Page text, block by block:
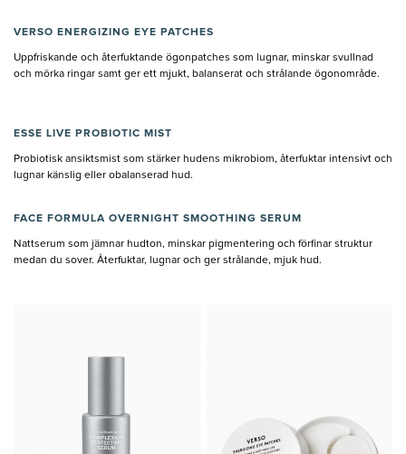
VERSO ENERGIZING EYE PATCHES
Uppfriskande och återfuktande ögonpatches som lugnar, minskar svullnad
och mörka ringar samt ger ett mjukt, balanserat och strålande ögonområde.
ESSE LIVE PROBIOTIC MIST
Probiotisk ansiktsmist som stärker hudens mikrobiom, återfuktar intensivt och
lugnar känslig eller obalanserad hud.
FACE FORMULA OVERNIGHT SMOOTHING SERUM
Nattserum som jämnar hudton, minskar pigmentering och förfinar struktur
medan du sover. Återfuktar, lugnar och ger strålande, mjuk hud.